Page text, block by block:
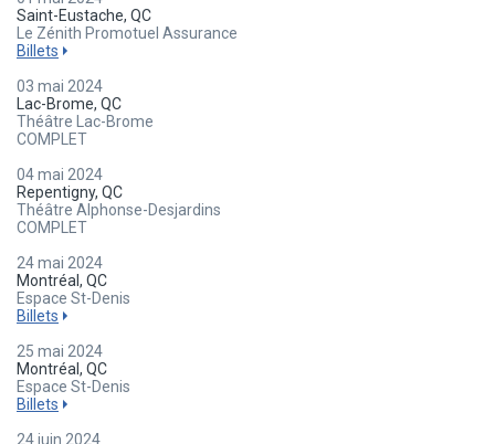
Saint-Eustache, QC
Le Zénith Promotuel Assurance
Billets
03 mai 2024
Lac-Brome, QC
Théâtre Lac-Brome
COMPLET
04 mai 2024
Repentigny, QC
Théâtre Alphonse-Desjardins
COMPLET
24 mai 2024
Montréal, QC
Espace St-Denis
Billets
25 mai 2024
Montréal, QC
Espace St-Denis
Billets
24 juin 2024